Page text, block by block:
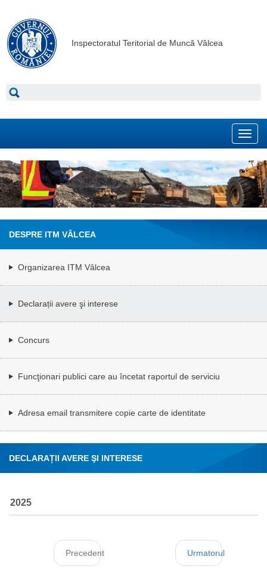
Inspectoratul Teritorial de Muncă Vâlcea
DESPRE ITM VÂLCEA
Organizarea ITM Vâlcea
Declarații avere şi interese
Concurs
Funcţionari publici care au încetat raportul de serviciu
Adresa email transmitere copie carte de identitate
DECLARAȚII AVERE ŞI INTERESE
2025
Precedent Urmatorul